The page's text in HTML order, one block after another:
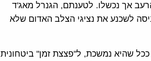
אך נכשלו. לטענתם, הגנרל מאג'ד
לשכנע את נציגי הצלב האדום שלא
שהיא נמשכת, ל"פצצת זמן" ביטחונית